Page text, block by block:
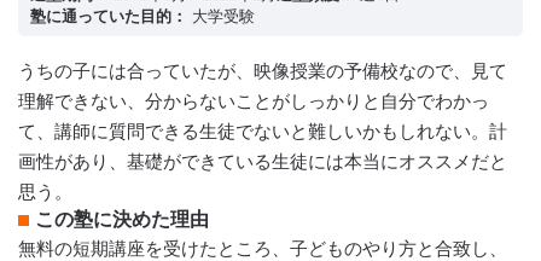
塾に通っていた目的： 大学受験
うちの子には合っていたが、映像授業の予備校なので、見て
理解できない、分からないことがしっかりと自分でわかっ
て、講師に質問できる生徒でないと難しいかもしれない。計
画性があり、基礎ができている生徒には本当にオススメだと
思う。
この塾に決めた理由
無料の短期講座を受けたところ、子どものやり方と合致し、